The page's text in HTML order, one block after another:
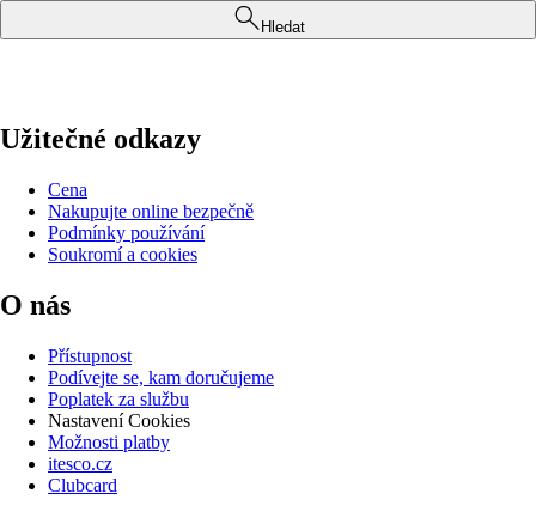
Hledat
Užitečné odkazy
Cena
Nakupujte online bezpečně
Podmínky používání
Soukromí a cookies
O nás
Přístupnost
Podívejte se, kam doručujeme
Poplatek za službu
Nastavení Cookies
Možnosti platby
itesco.cz
Clubcard